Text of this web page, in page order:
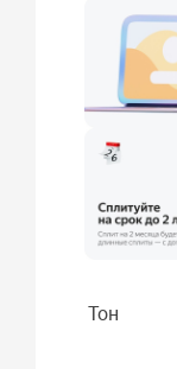
Тон